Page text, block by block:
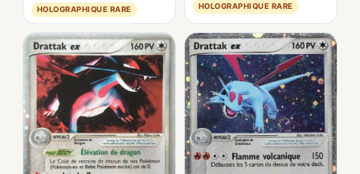
HOLOGRAPHIQUE RARE HOLOGRAPHIQUE RARE